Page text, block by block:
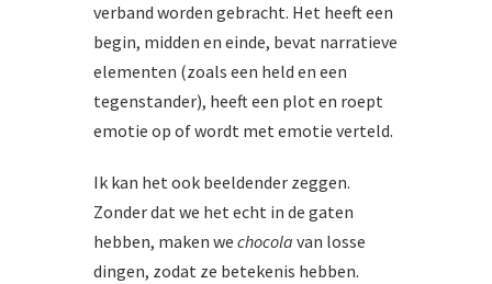
verband worden gebracht. Het heeft een
begin, midden en einde, bevat narratieve
elementen (zoals een held en een
tegenstander), heeft een plot en roept
emotie op of wordt met emotie verteld.
Ik kan het ook beeldender zeggen.
Zonder dat we het echt in de gaten
hebben, maken we chocola van losse
dingen, zodat ze betekenis hebben.